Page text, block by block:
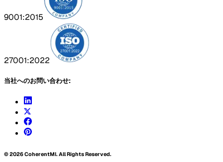
9001:2015
27001:2022
当社へのお問い合わせ:
©2026CoherentMI. All Rights Reserved.